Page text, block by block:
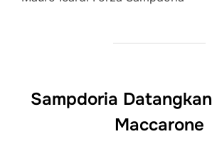
Sampdoria
Maccarone